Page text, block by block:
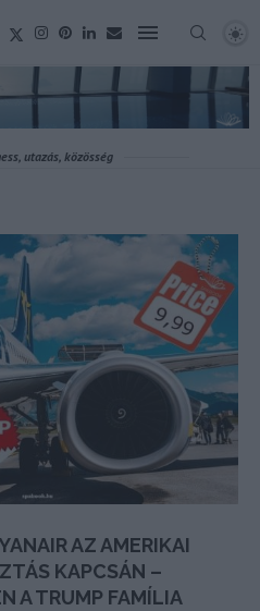
utazás, közösség
AZ AMERIKAI
KAPCSÁN –
A TRUMP FAMÍLIA